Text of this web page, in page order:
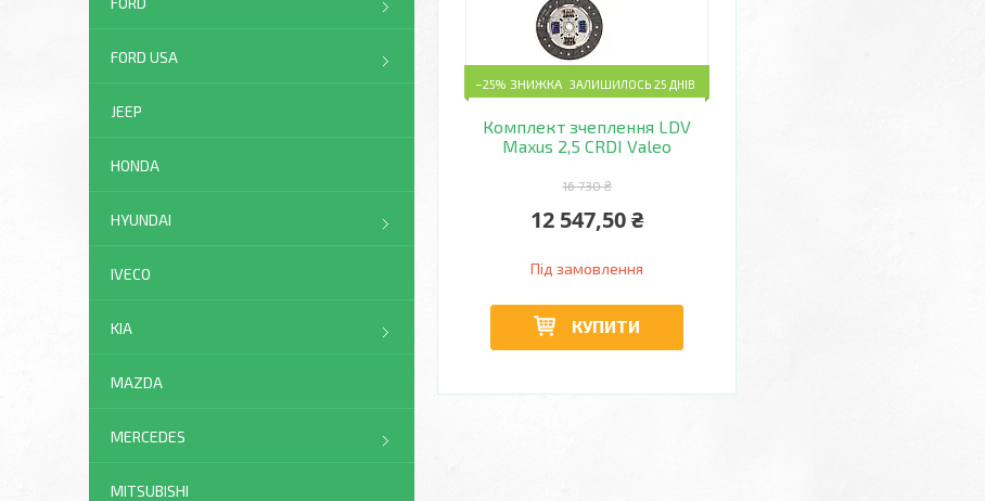
–25% ЗАЛИШИЛОСЬ 25 ДНІВ
Комплект зчеплення LDV
Maxus 2,5 CRDI Valeo
16 730 ₴
12 547,50 ₴
Під замовлення
КУПИТИ
FORD USA
JEEP
HONDA
HYUNDAI
IVECO
KIA
MAZDA
MERCEDES
MITSUBISHI